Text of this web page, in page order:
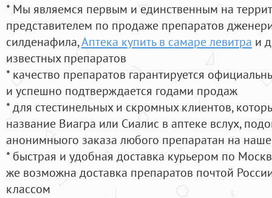
* Мы являемся первым и единственным на
представителем по продаже препаратов
силденафила,Аптека купить в самаре левитра и
известных препаратов
* качество препаратов гарантируется
и успешно подтверждается годами продаж
* для стестинельных и скромных клиентов,
название Виагра или Сиалис в аптеке вслух,
анонимныого заказа любого препаратан на
* быстрая и удобная доставка курьером по
же возможна доставка препаратов почтой
классом